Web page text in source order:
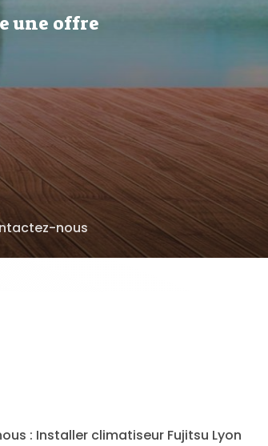
une offre
nous
: Installer climatiseur Fujitsu Lyon